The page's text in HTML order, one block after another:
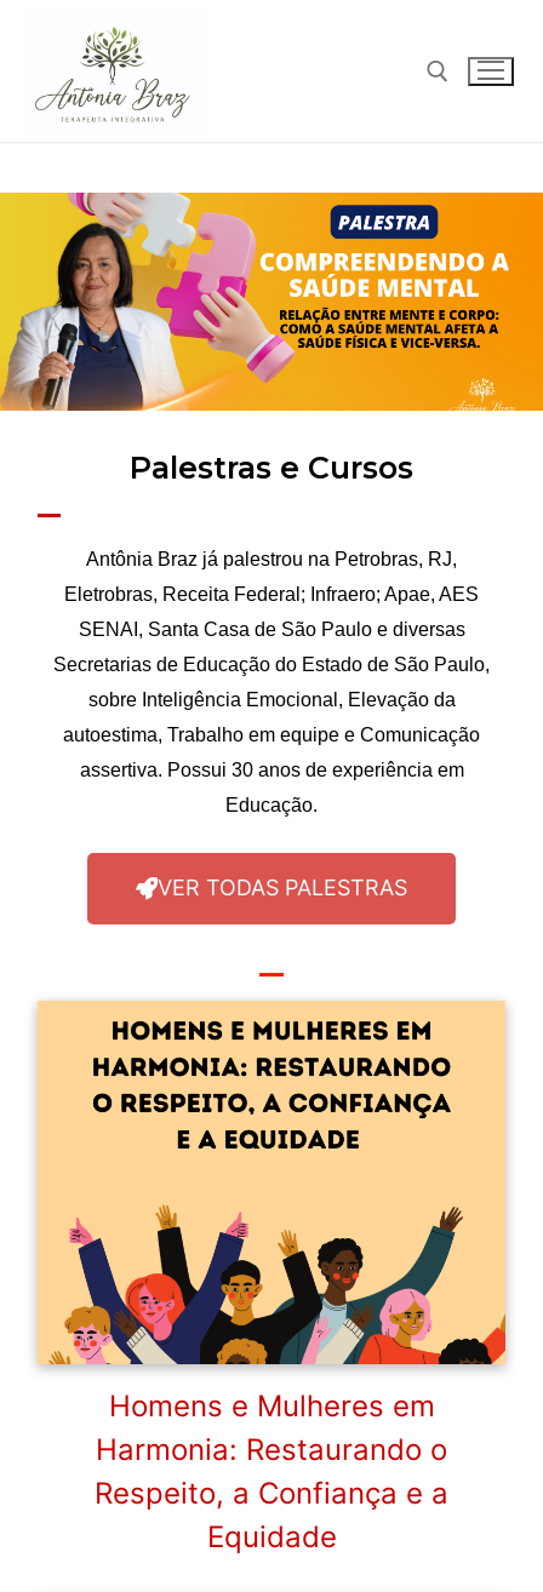
Palestras e Cursos
Antônia Braz já palestrou na Petrobras, RJ,
Eletrobras, Receita Federal; Infraero; Apae, AES
SENAI, Santa Casa de São Paulo e diversas
Secretarias de Educação do Estado de São Paulo,
sobre Inteligência Emocional, Elevação da
autoestima, Trabalho em equipe e Comunicação
assertiva. Possui 30 anos de experiência em
Educação.
VER TODAS PALESTRAS
Homens e Mulheres em
Harmonia: Restaurando o
Respeito, a Confiança e a
Equidade